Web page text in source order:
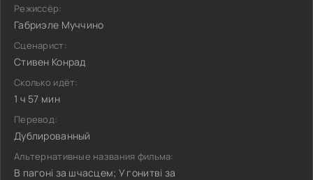
Режиссёр:
Габриэле Муччино
Сценарист:
Стивен Конрад
Сколько идёт:
1 ч 57 мин
Перевод:
Дублированный
Альтернативные названия фильма:
В пагоні за шчасцем; У гонитві за